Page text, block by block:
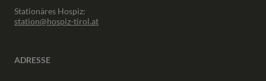
Stationäres Hospiz:
station@hospiz-tirol.at
ADRESSE